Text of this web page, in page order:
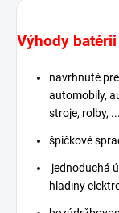
Výhody
navrhnuté
automobily,
stroje, rolby,
špičkové
jednoduchá
hladiny